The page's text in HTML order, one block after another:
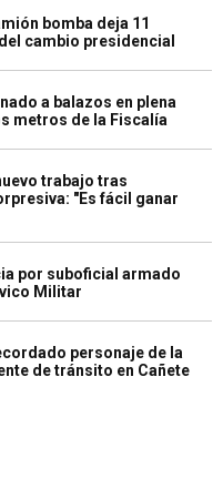
bomba deja 11
cambio presidencial
a balazos en plena
metros de la Fiscalía
trabajo tras
"Es fácil ganar
por suboficial armado
Militar
personaje de la
de tránsito en Cañete